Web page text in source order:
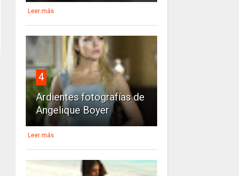
Leer más
4
Ardientes fotografías de
Angelique Boyer
Leer más